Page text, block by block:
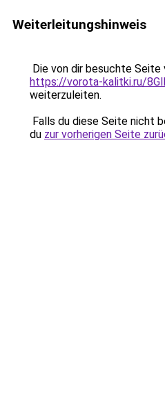
Weiterleitungshinweis
Die von dir besuchte Seite
https://vorota-kalitki.ru/
weiterzuleiten.
Falls du diese Seite nicht
du zur vorherigen Seite